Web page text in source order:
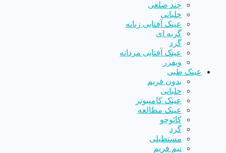
چند ضلعی
خلبانی
عینک آفتابی زنانه
گربه ای
گرد
عینک آفتابی مردانه
ویفرر
عینک طبی
بدون فریم
خلبانی
عینک کامپیوتر
عینک مطالعه
کائوچو
گرد
مستطیلی
نیم فریم